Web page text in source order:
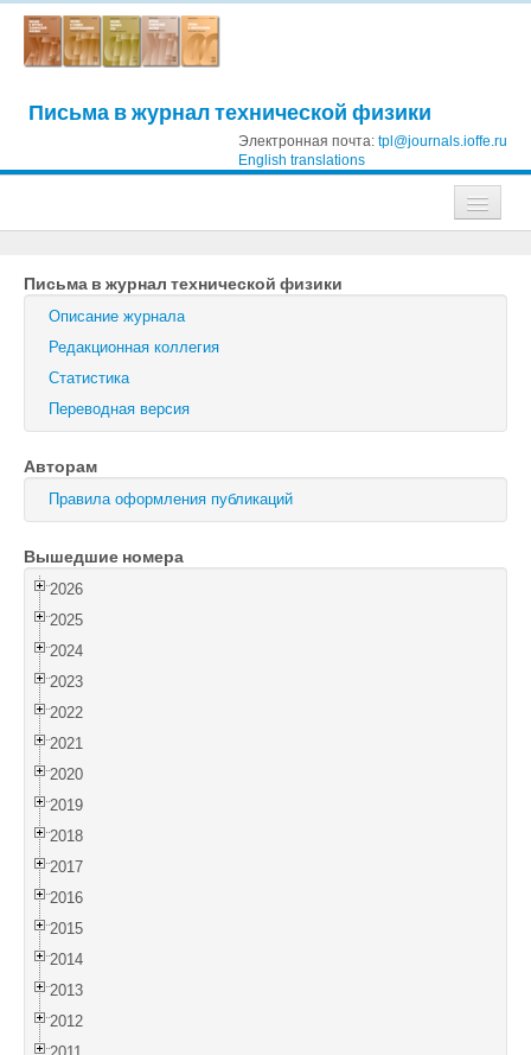
Письма в журнал технической физики
Электронная почта: tpl@journals.ioffe.ru
English translations
Журнал технической физики
Письма в Журнал технической физики
Физика твердого тела
Физика и техника полупроводников
Оптика и спектроскопия
Поиск
Войти
Письма в журнал технической физики
Описание журнала
Редакционная коллегия
Статистика
Переводная версия
Авторам
Правила оформления публикаций
Вышедшие номера
2026
2025
2024
2023
2022
2021
2020
2019
2018
2017
2016
2015
2014
2013
2012